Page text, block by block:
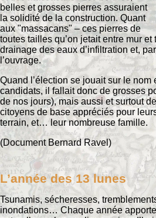
belles et grosses pierres assuraient
la solidité de la construction. Quant
aux "massacans" – ces pierres de
toutes tailles qu’on jetait entre mur
drainage des eaux d’infiltration et,
l’ouvrage.
Quand l’élection se jouait sur le nom
candidats, il fallait donc de grosses
de nos jours), mais aussi et surtout
citoyens de base appréciés pour
terrain, et… leur nombreuse famille.
(Document Bernard Ravel)
L’année des 13 lunes
Tsunamis, sécheresses,
inondations… Chaque année